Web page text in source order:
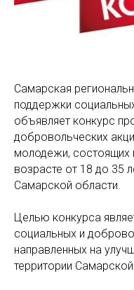
Самарская
поддержки
объявляет конкурс
добровольческих
молодежи, состоящих
возрасте от 18 до 35
Самарской области.
Целью конкурса
социальных и
направленных на
территории